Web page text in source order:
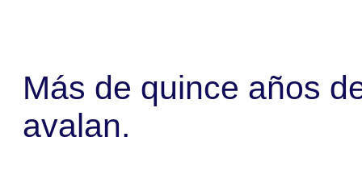
Más de quince años
avalan.